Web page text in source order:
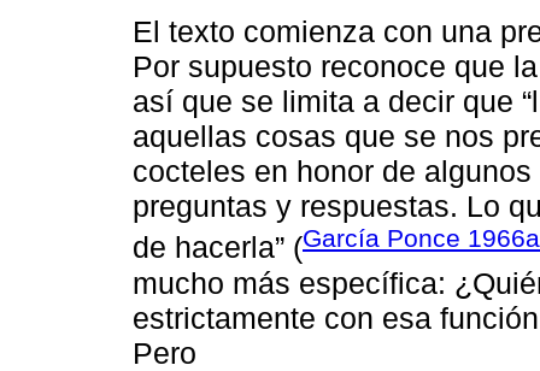
El texto comienza con una
Por supuesto reconoce que
así que se limita a decir que
aquellas cosas que se nos
cocteles en honor de
preguntas y respuestas. Lo
de hacerla” (García Ponce
mucho más específica:
estrictamente con esa
Pero